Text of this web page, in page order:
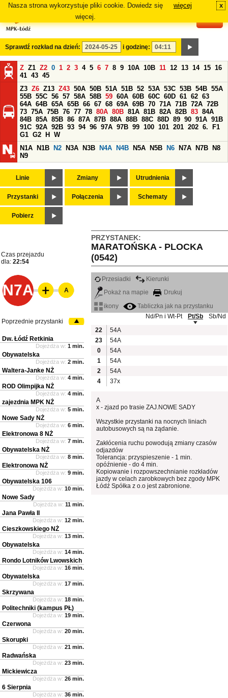
Nasza strona wykorzystuje pliki cookie. Dowiedz się
więcej.
więcej x
Sprawdź rozkład na dzień: i godzinę:
Z Z1 Z2 0 1 2 3 4 5 6 7 8 9 10A 10B 11 12 13 14 15 16
41 43 45
Z3 Z6 Z13 Z43 50A 50B 51A 51B 52 53A 53C 53B 54B 55A
55B 55C 56 57 58A 58B 59 60A 60B 60C 60D 61 62 63
64A 64B 65A 65B 66 67 68 69A 69B 70 71A 71B 72A 72B
73 75A 75B 76 77 78 80A 80B 81A 81B 82A 82B 83 84A
84B 85A 85B 86 87A 87B 88A 88B 88C 88D 89 90 91A 91B
91C 92A 92B 93 94 96 97A 97B 99 100 101 201 202 6.
F1
G1 G2 H
W
N1A
N1B N2 N3A N3B N4A N4B N5A N5B N6 N7A N7B
N8
N9
Linie Zmiany Utrudnienia
Przystanki Połączenia Schematy
Pobierz
PRZYSTANEK:
MARATOŃSKA - PLOCKA
(0542)
Czas przejazdu
dla: 22:54
N7A
Przesiadki
Kierunki
Pokaż na mapie
Drukuj
ikony
Tabliczka jak na przystanku
Nd/Pn i Wt-Pt
Pt/Sb
Sb/Nd
22
54A
23
54A
0
54A
1
54A
2
54A
4
37x
A
x - zjazd po trasie ZAJ.NOWE SADY
Wszystkie przystanki na nocnych liniach
autobusowych są na żądanie.
Zakłócenia ruchu powodują zmiany czasów
odjazdów
Tolerancja: przyspieszenie - 1 min.
opóźnienie - do 4 min.
Kopiowanie i rozpowszechnianie rozkładów
jazdy w celach zarobkowych bez zgody MPK
Łódź Spółka z o.o jest zabronione.
A
Poprzednie przystanki
Dw. Łódź Retkinia
Dojeżdża w: 1 min.
Obywatelska
Dojeżdża w: 2 min.
Waltera-Janke NŻ
Dojeżdża w: 4 min.
ROD Olimpijka NŻ
Dojeżdża w: 4 min.
zajezdnia MPK NŻ
Dojeżdża w: 5 min.
Nowe Sady NŻ
Dojeżdża w: 6 min.
Elektronowa 8 NŻ
Dojeżdża w: 7 min.
Obywatelska NŻ
Dojeżdża w: 8 min.
Elektronowa NŻ
Dojeżdża w: 9 min.
Obywatelska 106
Dojeżdża w: 10 min.
Nowe Sady
Dojeżdża w: 11 min.
Jana Pawła II
Dojeżdża w: 12 min.
Cieszkowskiego NŻ
Dojeżdża w: 13 min.
Obywatelska
Dojeżdża w: 14 min.
Rondo Lotników Lwowskich
Dojeżdża w: 16 min.
Obywatelska
Dojeżdża w: 17 min.
Skrzywana
Dojeżdża w: 18 min.
Politechniki (kampus PŁ)
Dojeżdża w: 19 min.
Czerwona
Dojeżdża w: 20 min.
Skorupki
Dojeżdża w: 21 min.
Radwańska
Dojeżdża w: 23 min.
Mickiewicza
Dojeżdża w: 26 min.
6 Sierpnia
Dojeżdża w: 36 min.